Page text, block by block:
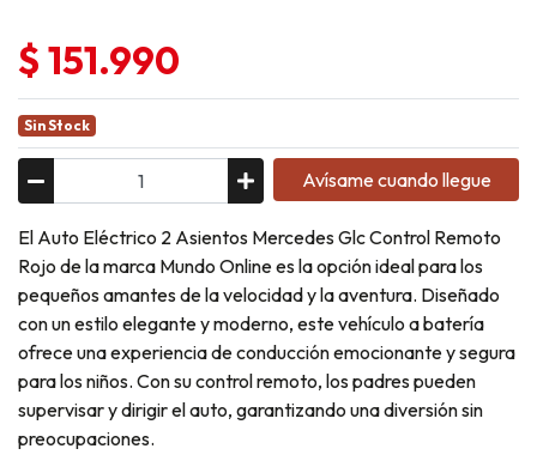
$ 151.990
Sin Stock
Avísame cuando llegue
El Auto Eléctrico 2 Asientos Mercedes Glc Control Remoto
Rojo de la marca Mundo Online es la opción ideal para los
pequeños amantes de la velocidad y la aventura. Diseñado
con un estilo elegante y moderno, este vehículo a batería
ofrece una experiencia de conducción emocionante y segura
para los niños. Con su control remoto, los padres pueden
supervisar y dirigir el auto, garantizando una diversión sin
preocupaciones.